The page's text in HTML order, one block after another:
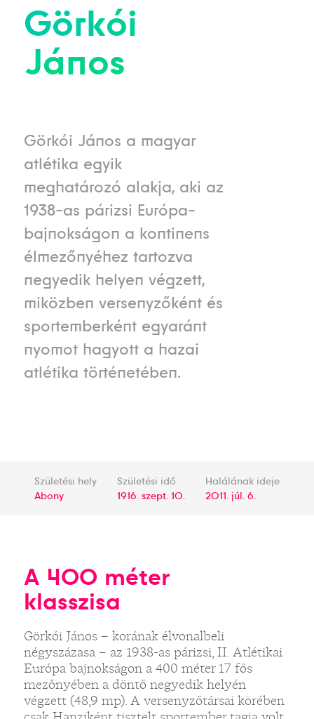
Görkói
János
Görkói János a magyar
atlétika egyik
meghatározó alakja, aki az
1938-as párizsi Európa-
bajnokságon a kontinens
élmezőnyéhez tartozva
negyedik helyen végzett,
miközben versenyzőként és
sportemberként egyaránt
nyomot hagyott a hazai
atlétika történetében.
Születési hely
Abony
Születési idő
1916. szept. 10.
Halálának ideje
2011. júl. 6.
A 400 méter
klasszisa
Görkói János – korának élvonalbeli
négyszázasa – az 1938-as párizsi, II. Atlétikai
Európa bajnokságon a 400 méter 17 fős
mezőnyében a döntő negyedik helyén
végzett (48,9 mp). A versenyzőtársai körében